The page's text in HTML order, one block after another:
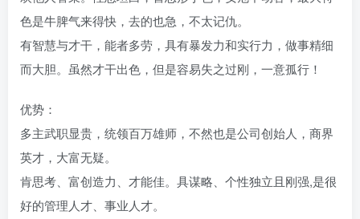
色是牛脾气来得快，去的也急，不太记仇。
有智慧与才干，能者多劳，具有暴发力和实行力，做事精细
而大胆。虽然才干出色，但是容易失之过刚，一意孤行！
优势：
多主武职显贵，统领百万雄师，不然也是公司创始人，商界
英才，大富无疑。
肯思考、富创造力、才能佳。具谋略、个性独立且刚强,是很
好的管理人才、事业人才。